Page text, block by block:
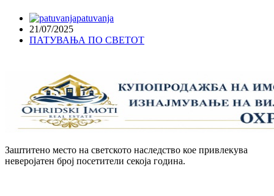
patuvanja
21/07/2025
ПАТУВАЊА ПО СВЕТОТ
Заштитено место на светското наследство кое привлекува
неверојатен број посетители секоја година.